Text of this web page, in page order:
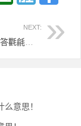
NEXT:
氍毹怎么读 解答氍毹怎么读拼音及氍毹是什么意思！
意思！